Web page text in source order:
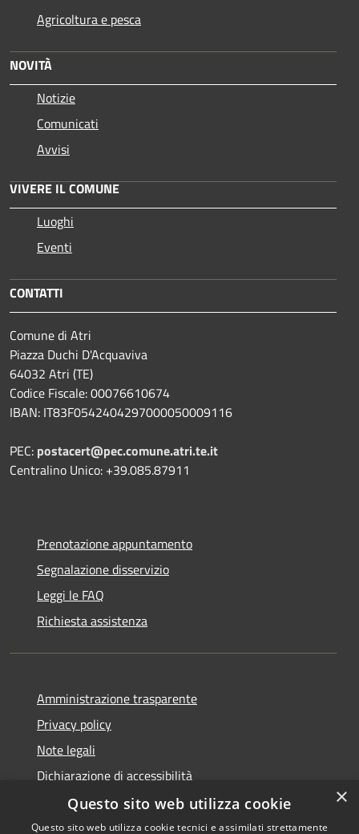
Agricoltura e pesca
NOVITÀ
Notizie
Comunicati
Avvisi
VIVERE IL COMUNE
Luoghi
Eventi
CONTATTI
Comune di Atri
Piazza Duchi D'Acquaviva
64032 Atri (TE)
Codice Fiscale: 00076610674
IBAN: IT83F0542404297000050009116
PEC: postacert@pec.comune.atri.te.it
Centralino Unico: +39.085.87911
Prenotazione appuntamento
Segnalazione disservizio
Leggi le FAQ
Richiesta assistenza
Amministrazione trasparente
Privacy policy
Note legali
Dichiarazione di accessibilità
×
Questo sito web utilizza cookie
Questo sito web utilizza cookie tecnici e assimilati strettamente